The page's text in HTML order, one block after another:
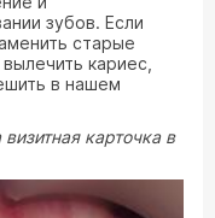
зубов. Если
старые
кариес,
в нашем
карточка в